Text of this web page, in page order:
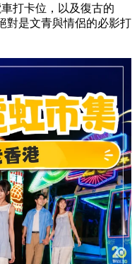
打卡位，以及復古的
對是文青與情侶的必影打